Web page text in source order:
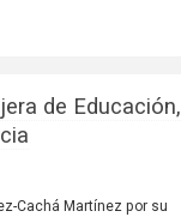
de Educación,
Cachá Martínez por su